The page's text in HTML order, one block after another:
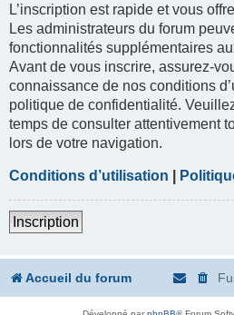
L’inscription est rapide et vous
Les administrateurs du forum
fonctionnalités supplémentaires
Avant de vous inscrire, assurez-
connaissance de nos conditions
politique de confidentialité.
temps de consulter attentivement
lors de votre navigation.
Conditions d’utilisation
Inscription
Accueil du forum